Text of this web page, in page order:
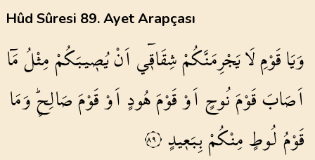
Hûd Sûresi 89. Ayet Arapçası
وَيَاقَوْمِلَايَجْرِمَنَّكُمْشِقَاق۪ٓياَنْيُص۪يبَكُمْمِثْلُمَٓا
اَصَابَقَوْمَنُوحٍاَوْقَوْمَهُودٍ اَوْقَوْمَصَالِحٍۜوَمَا
قَوْمُلُوطٍمِنْكُمْبِبَع۪يدٍ ٨٩